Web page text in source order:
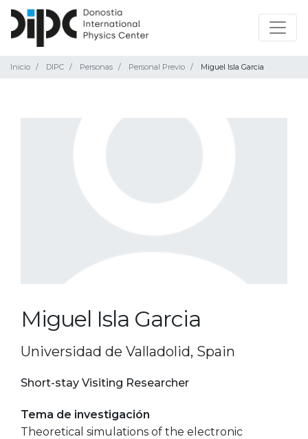
Inicio DIPC Personas Personal Previo Miguel Isla Garcia
Miguel Isla Garcia
Universidad de Valladolid, Spain
Short-stay Visiting Researcher
Tema de investigación
Theoretical simulations of the electronic